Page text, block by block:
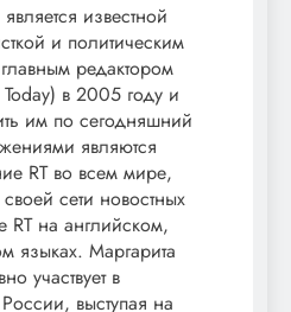
известной
и политическим
редактором
Today) в 2005 году и
им по сегодняшний
являются
RT во всем мире,
сети новостных
RT на английском,
языках. Маргарита
участвует в
выступая на